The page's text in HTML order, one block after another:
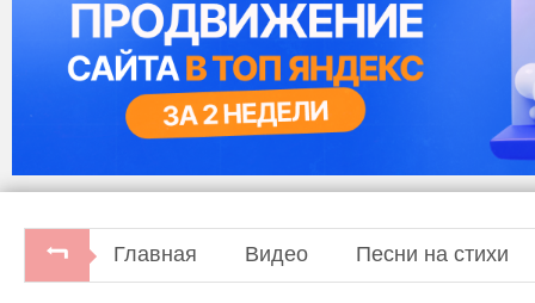
Главная Видео Песни на стихи